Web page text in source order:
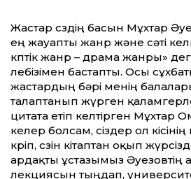
Жастар сөздің басын Мұхтар
ең жауапты жанр және сәті
көптік жанр – драма жанры»
лебізімен бастапты. Осы
жастардың бәрі менің
талаптанып жүрген
цитата етіп келтірген Мұхтар
келер болсам, сіздер ол
көріп, сөзін кітаптан оқып
ардақты ұстазымыз
лекциясын тыңдап,